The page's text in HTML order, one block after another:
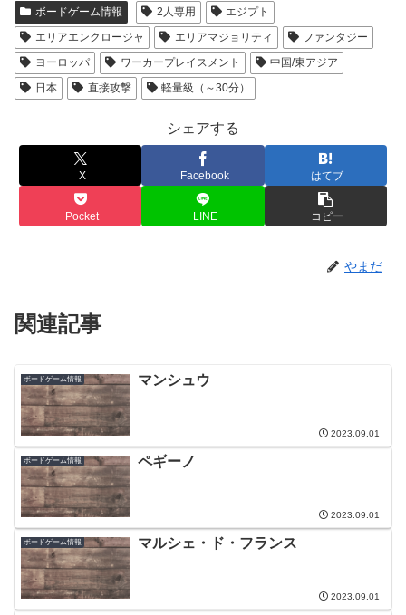
ボードゲーム情報 2人専用
エジプト
エリアエンクロージャ
エリアマジョリティ
ファンタジー
ヨーロッパ
ワーカープレイスメント
中国/東アジア
日本
直接攻撃 軽量級（～30分）
シェアする
X Facebook はてブ
Pocket LINE コピー
やまだ
関連記事
ボードゲーム情報 マンシュウ
2023.09.01
ボードゲーム情報 ペギーノ
2023.09.01
ボードゲーム情報 マルシェ・ド・フランス
2023.09.01